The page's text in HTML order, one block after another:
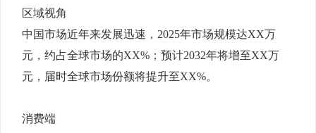
区域视角
中国市场近年来发展迅速，2025年市场规模达XX万
元，约占全球市场的XX%；预计2032年将增至XX万
元，届时全球市场份额将提升至XX%。
消费端